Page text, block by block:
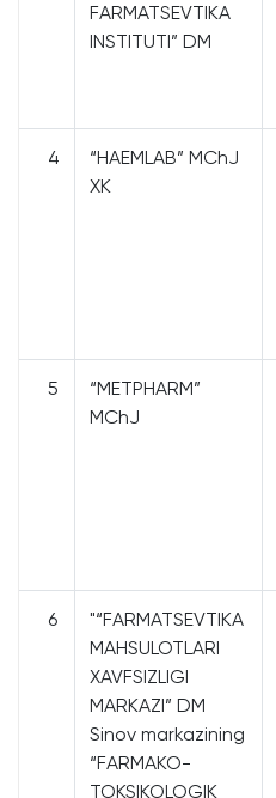
FARMATSEVTIKA
INSTITUTI” DM
4
“HAEMLAB” MChJ
XK
5
“METPHARM”
MChJ
6
"“FARMATSEVTIKA
MAHSULOTLARI
XAVFSIZLIGI
MARKAZI” DM
Sinov markazining
“FARMAKO-
TOKSIKOLOGIK